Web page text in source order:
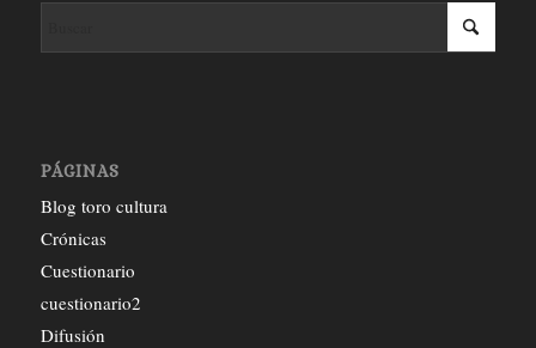
PÁGINAS
Blog toro cultura
Crónicas
Cuestionario
cuestionario2
Difusión